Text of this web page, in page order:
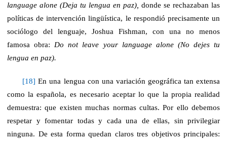
language alone (Deja tu lengua en paz), donde se rechazaban las
políticas de intervención lingüística, le respondió precisamente un
sociólogo del lenguaje, Joshua Fishman, con una no menos
famosa obra: Do not leave your language alone (No dejes tu
lengua en paz).
[18] En una lengua con una variación geográfica tan extensa
como la española, es necesario aceptar lo que la propia realidad
demuestra: que existen muchas normas cultas. Por ello debemos
respetar y fomentar todas y cada una de ellas, sin privilegiar
ninguna. De esta forma quedan claros tres objetivos principales: